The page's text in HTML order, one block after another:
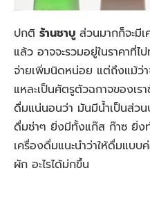
ปกติ ร้านชาบู ส่วนมากก็จะมี
แล้ว อาจจะรวมอยู่ในราคาที่
จ่ายเพิ่มนิดหน่อย แต่ถึงแม้ว่า
แหละเป็นศัตรูตัวฉกาจของเร
ดื่มแน่นอนว่า มันมีน้ำเป็นส่วน
ดื่มซ่าๆ ยิ่งมีทั้งแก๊ส ก๊าซ ยิ่งท
เครื่องดื่มแนะนำว่าให้ดื่มแบบ
ผัก อะไรได้ม่กขึ้น